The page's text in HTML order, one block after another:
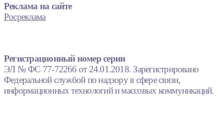
Реклама на сайте
Росреклама
Регистрационный номер серии
ЭЛ № ФС 77-72266 от 24.01.2018. Зарегистрировано
Федеральной службой по надзору в сфере связи,
информационных технологий и массовых коммуникаций.